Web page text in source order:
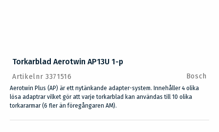
Torkarblad Aerotwin AP13U 1-p
Artikelnr 3371516 Bosch
Aerotwin Plus (AP) är ett nytänkande adapter-system. Innehåller 4 olika
lösa adaptrar vilket gör att varje torkarblad kan användas till 10 olika
torkararmar (6 fler än föregångaren AM).